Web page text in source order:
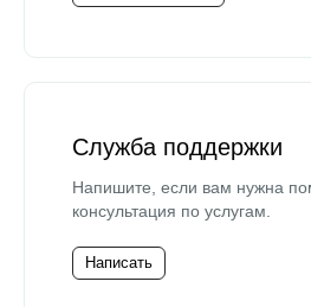
Служба поддержки
Напишите, если вам нужна
консультация по услугам.
Написать